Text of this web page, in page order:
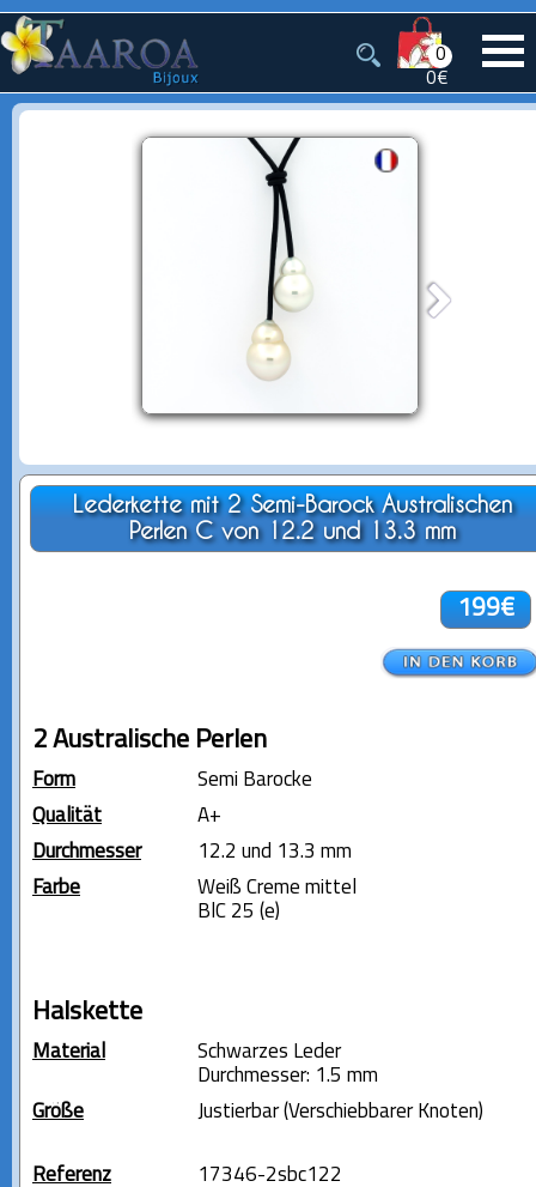
0
0€
Lederkette mit 2 Semi-Barock Australischen
Perlen C von 12.2 und 13.3 mm
199€
2 Australische Perlen
Form
Semi Barocke
Qualität
A+
Durchmesser
12.2 und 13.3 mm
Farbe
Weiß Creme mittel
BlC 25 (e)
Halskette
Material
Schwarzes Leder
Durchmesser: 1.5 mm
Größe
Justierbar (Verschiebbarer Knoten)
Referenz 17346-2sbc122